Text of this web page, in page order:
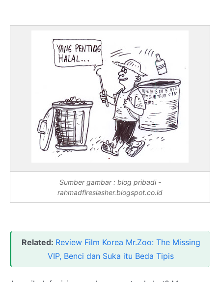
Sumber gambar : blog pribadi -
rahmadfireslasher.blogspot.co.id
Related: Review Film Korea Mr.Zoo: The Missing
VIP, Benci dan Suka itu Beda Tipis